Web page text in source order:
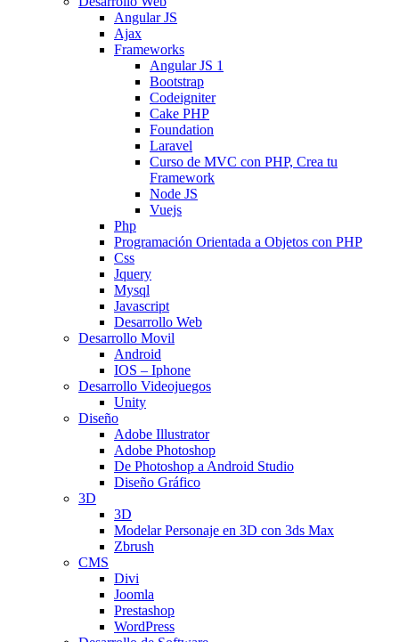
Angular JS
Ajax
Frameworks
Angular JS 1
Bootstrap
Codeigniter
Cake PHP
Foundation
Laravel
Curso de MVC con PHP, Crea tu
Framework
Node JS
Vuejs
Php
Programación Orientada a Objetos con PHP
Css
Jquery
Mysql
Javascript
Desarrollo Web
Desarrollo Movil
Android
IOS – Iphone
Desarrollo Videojuegos
Unity
Diseño
Adobe Illustrator
Adobe Photoshop
De Photoshop a Android Studio
Diseño Gráfico
3D
3D
Modelar Personaje en 3D con 3ds Max
Zbrush
CMS
Divi
Joomla
Prestashop
WordPress